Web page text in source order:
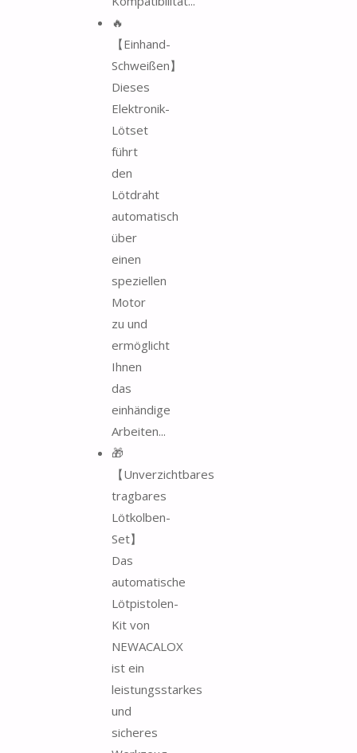
🔥
【Einhand-
Schweißen】
Dieses
Elektronik-
Lötset
führt
den
Lötdraht
automatisch
über
einen
speziellen
Motor
zu und
ermöglicht
Ihnen
das
einhändige
Arbeiten...
🎁
【Unverzichtbares
tragbares
Lötkolben-
Set】
Das
automatische
Lötpistolen-
Kit von
NEWACALOX
ist ein
leistungsstarkes
und
sicheres